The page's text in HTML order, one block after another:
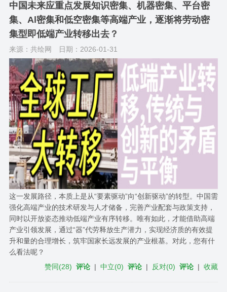
中国未来应重点发展知识密集、机器密集、平台密
集、Al密集和低空密集等高端产业，逐渐将劳动密
集型即低端产业转移出去？
来源：共绘网 日期：2026-01-31
这一发展路径，本质上是从“要素驱动”向“创新驱动”的转型。中国需
强化高端产业的技术研发与人才储备，完善产业配套与政策支持，
同时以开放姿态推动低端产业有序转移。唯有如此，才能借助高端
产业引领发展，通过“器”代劳释放生产潜力，实现经济质的有效提
升和量的合理增长，筑牢国家长远发展的产业根基。对此，您有什
么看法呢？
赞同(28) 评论 |中立(0) 评论 | 反对(0) 评论 |收藏